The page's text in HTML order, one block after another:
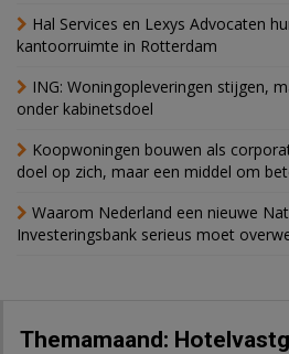
Hal Services en Lexys Advocaten
kantoorruimte in Rotterdam
ING: Woningopleveringen stijgen,
onder kabinetsdoel
Koopwoningen bouwen als
doel op zich, maar een middel om
Waarom Nederland een nieuwe
Investeringsbank serieus moet
Themamaand: